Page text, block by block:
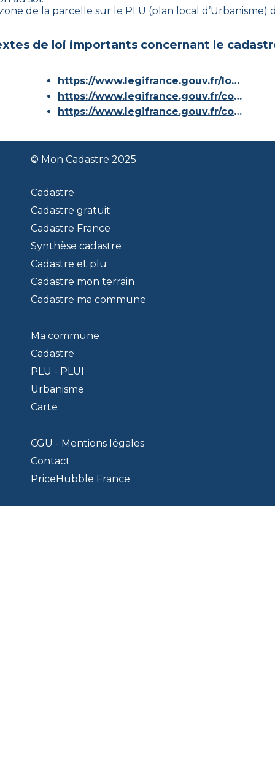
de la parcelle sur le PLU (plan local d’Urbanisme)
de loi importants concernant le
https://www.legifrance.gouv.fr/loda/id/JORFTEXT000000686267/
https://www.legifrance.gouv.fr/codes/article_lc/LEGIARTI000036588629/
https://www.legifrance.gouv.fr/codes/id/LEGISCTA000006180153/
© Mon Cadastre 2025
Cadastre
Cadastre gratuit
Cadastre France
Synthèse cadastre
Cadastre et plu
Cadastre mon terrain
Cadastre ma commune
Ma commune
Cadastre
PLU - PLUI
Urbanisme
Carte
CGU - Mentions légales
Contact
PriceHubble France